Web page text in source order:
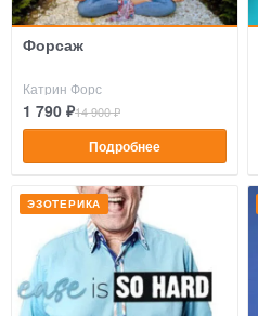
Форсаж
Катрин Форс
1 790 ₽14 900 ₽
Подробнее
ЭЗОТЕРИКА